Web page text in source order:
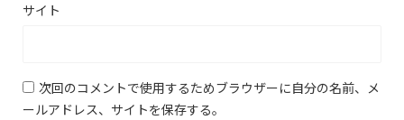
サイト
次回のコメントで使用するためブラウザーに自分の名前、メ
ールアドレス、サイトを保存する。